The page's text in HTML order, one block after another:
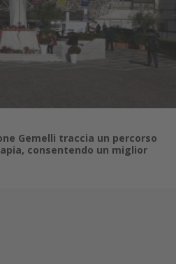
Gemelli traccia un percorso
consentendo un miglior